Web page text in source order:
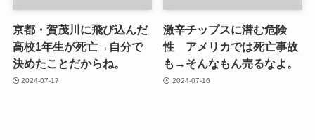
京都・賀茂川に飛び込んだ
高校1年生が死亡→自分で
決めたことだからね。
2024-07-17
激辛チップスに潜む危険
性 アメリカでは死亡事故
も→そんなもん売るなよ。
2024-07-16